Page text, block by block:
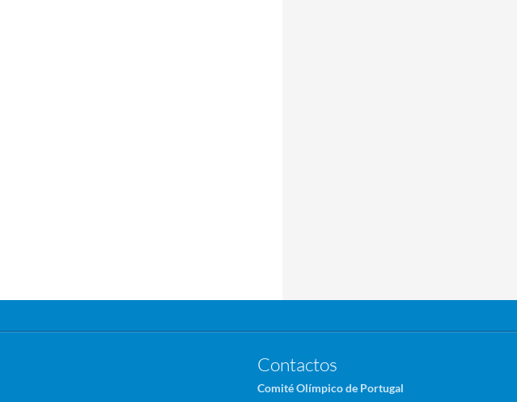
Contactos
Comité Olímpico de Portugal